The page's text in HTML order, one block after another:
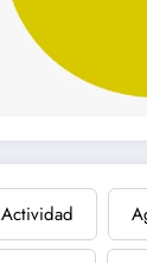
Actividad